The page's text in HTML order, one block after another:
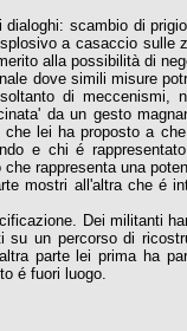
scambio di
a casaccio sulle
alla possibilità di
dove simili misure
di meccenismi,
da un gesto
lei ha proposto a
e chi é
rappresenta una
mostri all'altra che é
Dei militanti
un percorso di
parte lei prima ha
é fuori luogo.